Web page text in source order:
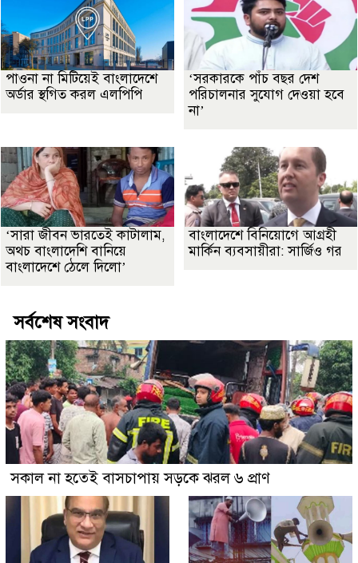
পাওনা না মিটিয়েই বাংলাদেশে
অর্ডার স্থগিত করল এলপিপি
‘সরকারকে পাঁচ বছর দেশ
পরিচালনার সুযোগ দেওয়া হবে
না’
‘সারা জীবন ভারতেই কাটালাম,
অথচ বাংলাদেশি বানিয়ে
বাংলাদেশে ঠেলে দিলো’
বাংলাদেশে বিনিয়োগে আগ্রহী
মার্কিন ব্যবসায়ীরা: সার্জিও গর
সর্বশেষ সংবাদ
সকাল না হতেই বাসচাপায় সড়কে ঝরল ৬ প্রাণ